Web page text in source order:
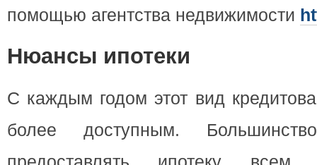
помощью агентства недвижимости
Нюансы ипотеки
С каждым годом этот вид
более доступным.